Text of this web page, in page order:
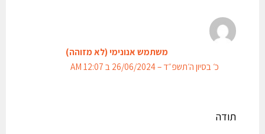
משתמש אנונימי (לא מזוהה)
כ׳ בסיון ה׳תשפ״ד – 26/06/2024 ב 12:07 AM
תודה